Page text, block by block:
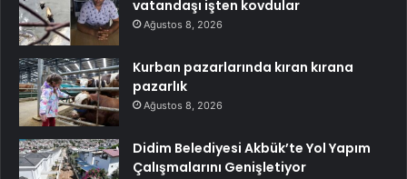
vatandaşı işten kovdular
Ağustos 8, 2026
Kurban pazarlarında kıran kırana
pazarlık
Ağustos 8, 2026
Didim Belediyesi Akbük’te Yol Yapım
Çalışmalarını Genişletiyor